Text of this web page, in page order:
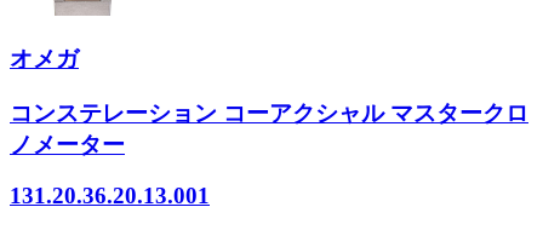
オメガ
コンステレーション コーアクシャル マスタークロ
ノメーター
131.20.36.20.13.001